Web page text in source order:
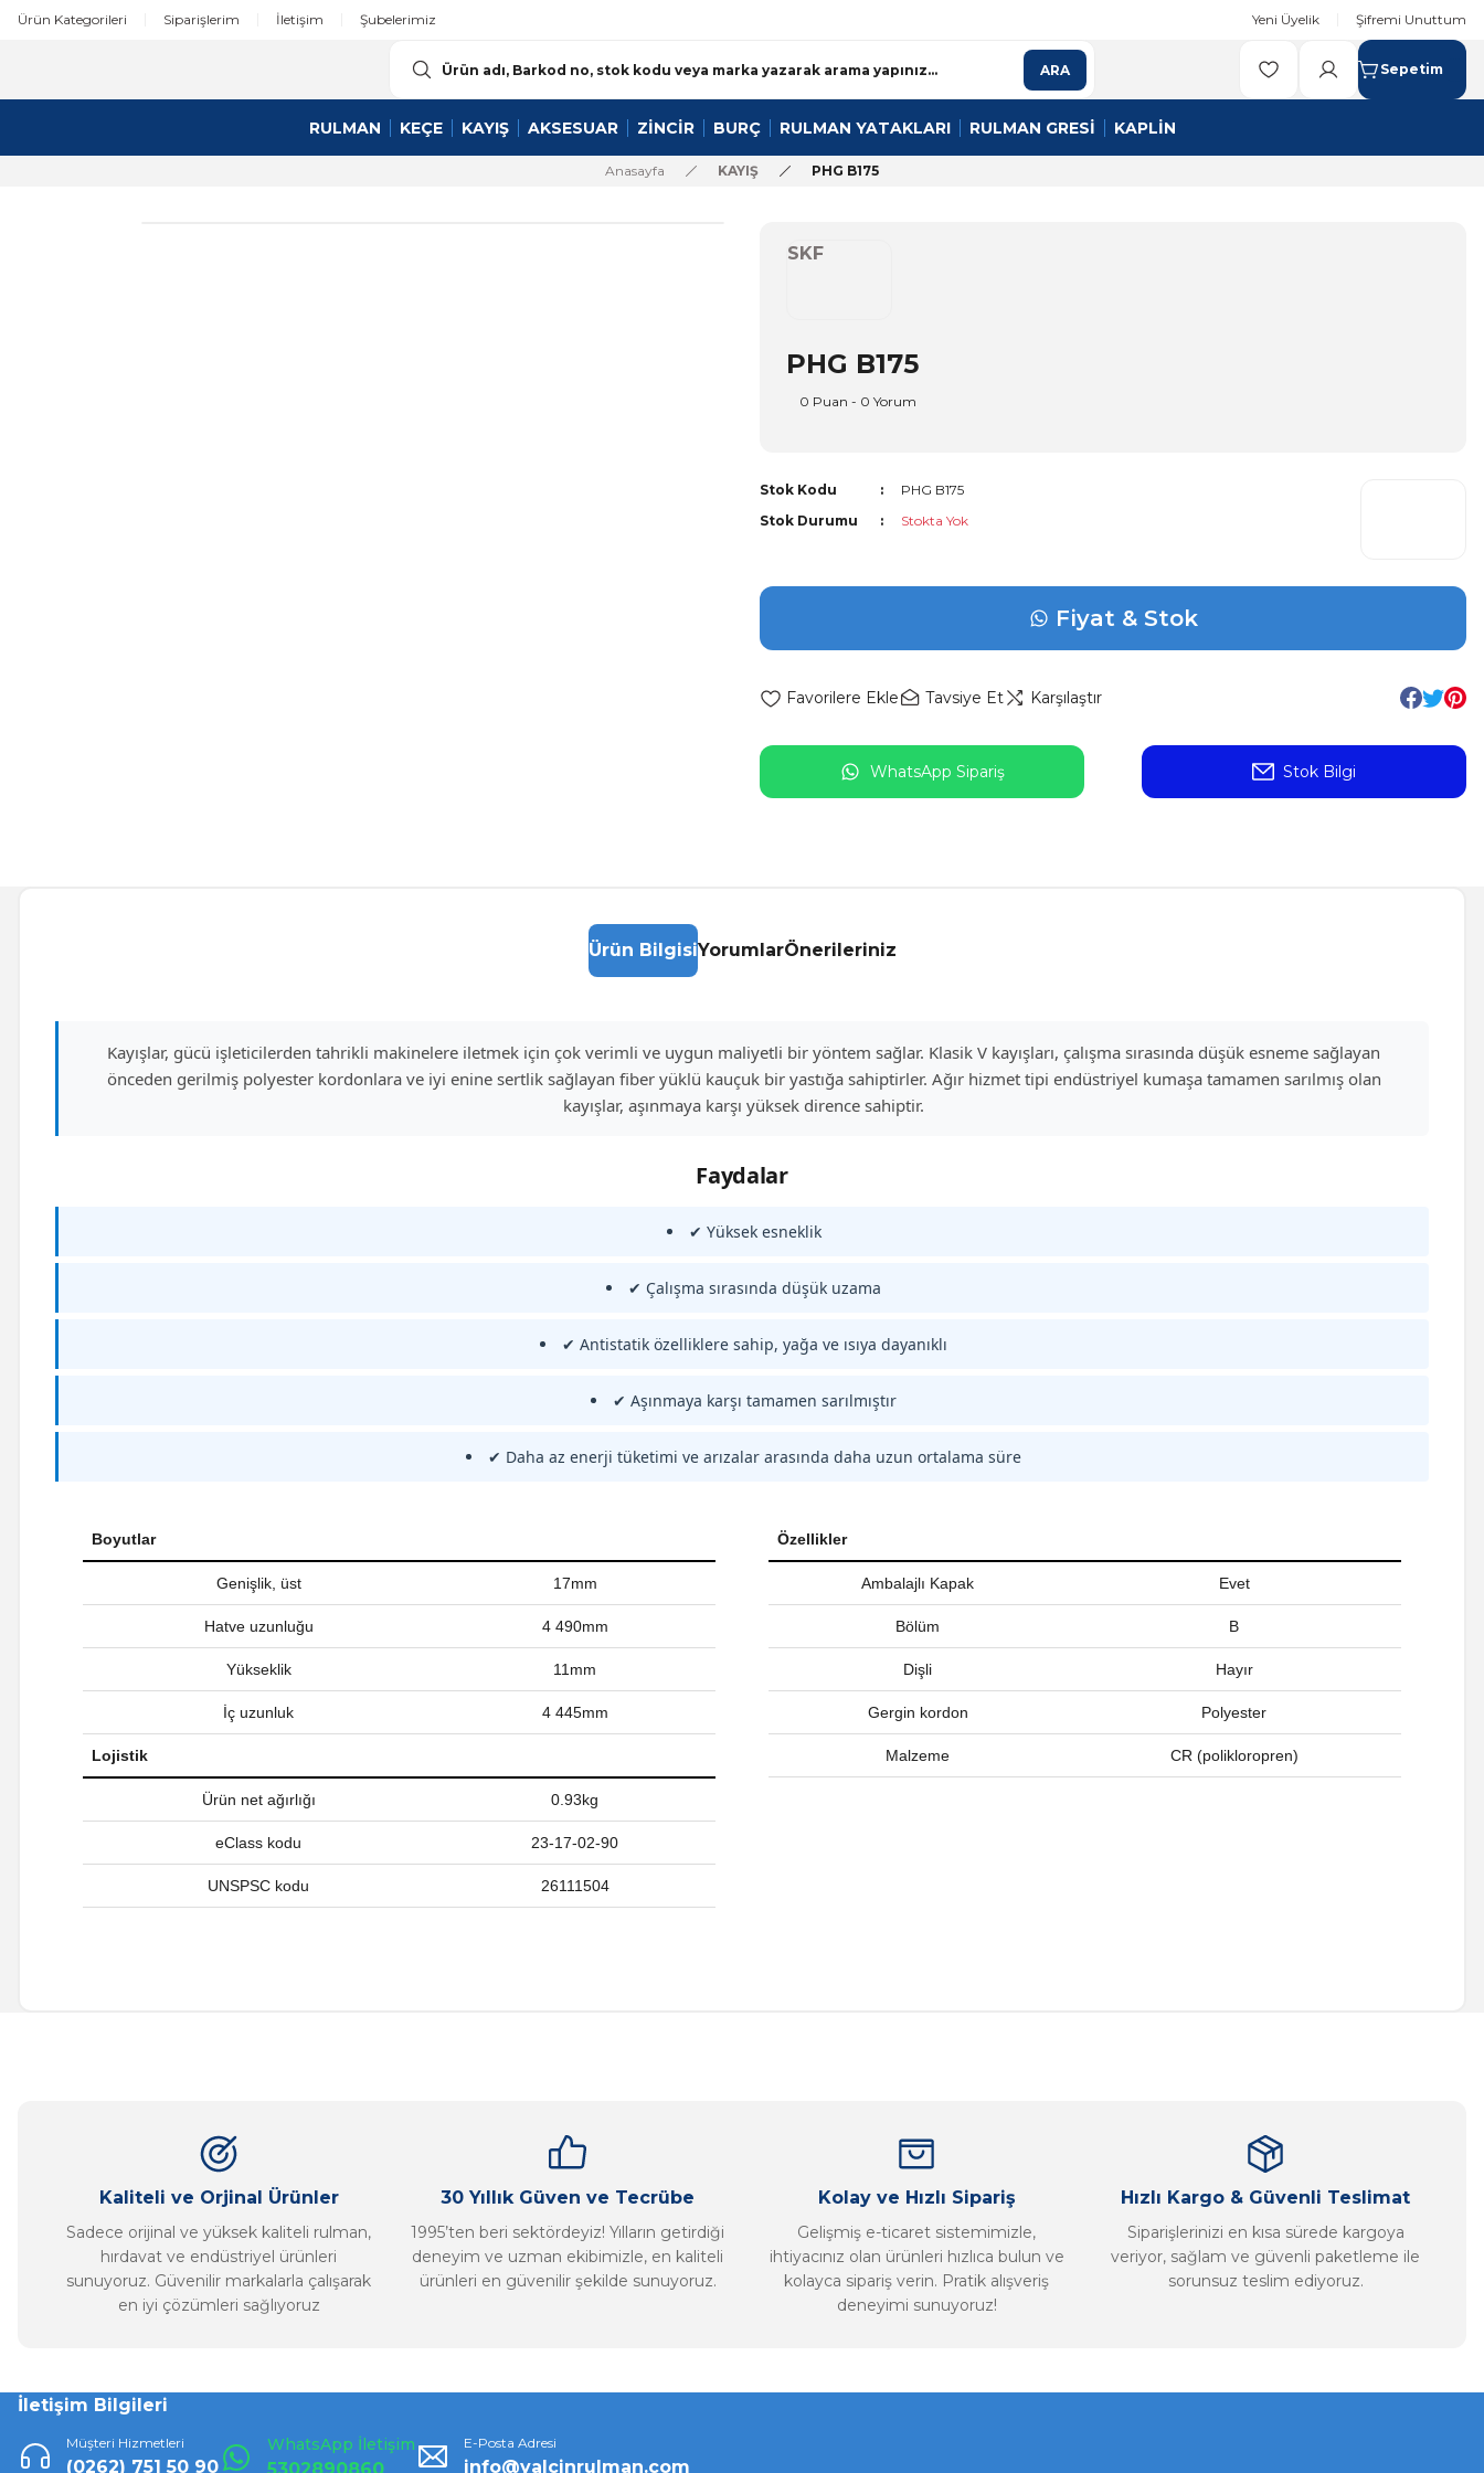
Ürün Kategorileri Siparişlerim İletişim Şubelerimiz Yeni Üyelik Şifremi Unuttum
ARA Sepetim
RULMAN KEÇE KAYIŞ AKSESUAR ZİNCİR BURÇ RULMAN YATAKLARI RULMAN GRESİ KAPLİN
Anasayfa KAYIŞ PHG B175
SKF
PHG B175
0 Puan - 0 Yorum
Stok Kodu
PHG B175
Stok Durumu
Stokta Yok
Fiyat & Stok
Tavsiye Et Karşılaştır
WhatsApp Sipariş Stok Bilgi
Ürün BilgisiYorumlarÖnerileriniz
Kayışlar, gücü işleticilerden tahrikli makinelere iletmek için çok verimli ve uygun maliyetli bir yöntem sağlar. Klasik V kayışları, çalışma sırasında düşük esneme sağlayan
önceden gerilmiş polyester kordonlara ve iyi enine sertlik sağlayan fiber yüklü kauçuk bir yastığa sahiptirler. Ağır hizmet tipi endüstriyel kumaşa tamamen sarılmış olan
kayışlar, aşınmaya karşı yüksek dirence sahiptir.
Faydalar
✔ Yüksek esneklik
✔ Çalışma sırasında düşük uzama
✔ Antistatik özelliklere sahip, yağa ve ısıya dayanıklı
✔ Aşınmaya karşı tamamen sarılmıştır
✔ Daha az enerji tüketimi ve arızalar arasında daha uzun ortalama süre
Boyutlar
Genişlik, üst 17mm
Hatve uzunluğu 4 490mm
Yükseklik 11mm
İç uzunluk 4 445mm
Lojistik
Ürün net ağırlığı 0.93kg
eClass kodu 23-17-02-90
UNSPSC kodu 26111504
Özellikler
Ambalajlı Kapak Evet
Bölüm B
Dişli Hayır
Gergin kordon Polyester
Malzeme CR (polikloropren)
Ürün fiyatı diğer sitelerden daha pahalı.
Bu ürüne benzer farklı alternatifler olmalı.
Kaliteli ve Orjinal Ürünler
Sadece orijinal ve yüksek kaliteli rulman,
hırdavat ve endüstriyel ürünleri
sunuyoruz. Güvenilir markalarla çalışarak
en iyi çözümleri sağlıyoruz
30 Yıllık Güven ve Tecrübe
1995’ten beri sektördeyiz! Yılların getirdiği
deneyim ve uzman ekibimizle, en kaliteli
ürünleri en güvenilir şekilde sunuyoruz.
Kolay ve Hızlı Sipariş
Gelişmiş e-ticaret sistemimizle,
ihtiyacınız olan ürünleri hızlıca bulun ve
kolayca sipariş verin. Pratik alışveriş
deneyimi sunuyoruz!
Hızlı Kargo & Güvenli Teslimat
Siparişlerinizi en kısa sürede kargoya
veriyor, sağlam ve güvenli paketleme ile
sorunsuz teslim ediyoruz.
İletişim Bilgileri
Müşteri Hizmetleri
(0262) 751 50 90
WhatsApp İletişim E-Posta Adresi
info@yalcinrulman.com